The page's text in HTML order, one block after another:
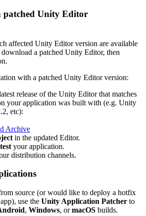
patched Unity Editor
affected Unity Editor version are available
a patched Unity Editor, then
with a patched Unity Editor version:
release of the Unity Editor that matches
your application was built with (e.g. Unity
etc):
Archive
in the updated Editor.
your application.
distribution channels.
source (or would like to deploy a hotfix
use the Unity Application Patcher to
, Windows, ormacOS builds.